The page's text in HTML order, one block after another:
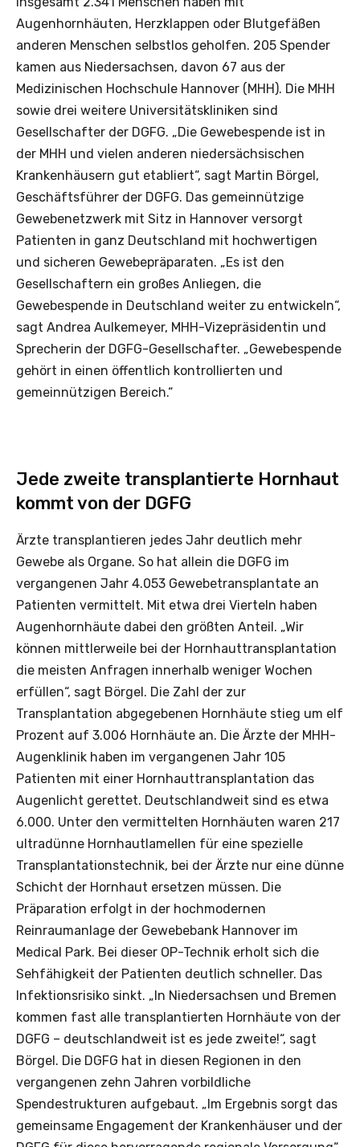
Augenhornhäuten, Herzklappen oder Blutgefäßen
anderen Menschen selbstlos geholfen. 205 Spender
kamen aus Niedersachsen, davon 67 aus der
Medizinischen Hochschule Hannover (MHH). Die MHH
sowie drei weitere Universitätskliniken sind
Gesellschafter der DGFG. „Die Gewebespende ist in
der MHH und vielen anderen niedersächsischen
Krankenhäusern gut etabliert“, sagt Martin Börgel,
Geschäftsführer der DGFG. Das gemeinnützige
Gewebenetzwerk mit Sitz in Hannover versorgt
Patienten in ganz Deutschland mit hochwertigen
und sicheren Gewebepräparaten. „Es ist den
Gesellschaftern ein großes Anliegen, die
Gewebespende in Deutschland weiter zu entwickeln“,
sagt Andrea Aulkemeyer, MHH-Vizepräsidentin und
Sprecherin der DGFG-Gesellschafter. „Gewebespende
gehört in einen öffentlich kontrollierten und
gemeinnützigen Bereich.“
Jede zweite transplantierte Hornhaut
kommt von der DGFG
Ärzte transplantieren jedes Jahr deutlich mehr
Gewebe als Organe. So hat allein die DGFG im
vergangenen Jahr 4.053 Gewebetransplantate an
Patienten vermittelt. Mit etwa drei Vierteln haben
Augenhornhäute dabei den größten Anteil. „Wir
können mittlerweile bei der Hornhauttransplantation
die meisten Anfragen innerhalb weniger Wochen
erfüllen“, sagt Börgel. Die Zahl der zur
Transplantation abgegebenen Hornhäute stieg um elf
Prozent auf 3.006 Hornhäute an. Die Ärzte der MHH-
Augenklinik haben im vergangenen Jahr 105
Patienten mit einer Hornhauttransplantation das
Augenlicht gerettet. Deutschlandweit sind es etwa
6.000. Unter den vermittelten Hornhäuten waren 217
ultradünne Hornhautlamellen für eine spezielle
Transplantationstechnik, bei der Ärzte nur eine dünne
Schicht der Hornhaut ersetzen müssen. Die
Präparation erfolgt in der hochmodernen
Reinraumanlage der Gewebebank Hannover im
Medical Park. Bei dieser OP-Technik erholt sich die
Sehfähigkeit der Patienten deutlich schneller. Das
Infektionsrisiko sinkt. „In Niedersachsen und Bremen
kommen fast alle transplantierten Hornhäute von der
DGFG – deutschlandweit ist es jede zweite!“, sagt
Börgel. Die DGFG hat in diesen Regionen in den
vergangenen zehn Jahren vorbildliche
Spendestrukturen aufgebaut. „Im Ergebnis sorgt das
gemeinsame Engagement der Krankenhäuser und der